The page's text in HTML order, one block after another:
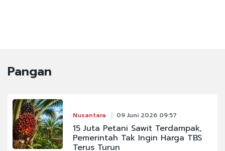
Pangan
Nusantara 09 Juni 2026 09:57
15 Juta Petani Sawit Terdampak,
Pemerintah Tak Ingin Harga TBS
Terus Turun